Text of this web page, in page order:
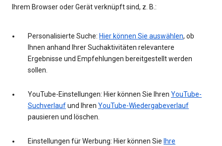
Ihrem Browser oder Gerät verknüpft sind, z. B.:
Personalisierte Suche: Hier können Sie auswählen, ob
Ihnen anhand Ihrer Suchaktivitäten relevantere
Ergebnisse und Empfehlungen bereitgestellt werden
sollen.
YouTube-Einstellungen: Hier können Sie Ihren YouTube-
Suchverlaufund Ihren YouTube-Wiedergabeverlauf
pausieren und löschen.
Einstellungen für Werbung: Hier können Sie Ihre